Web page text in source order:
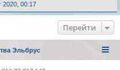
2020, 00:17
Перейти
Эльбрус